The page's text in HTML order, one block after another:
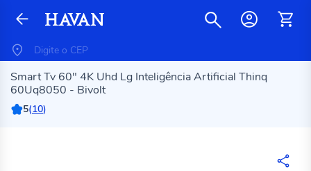
Smart Tv 60" 4K Uhd Lg Inteligência Artificial Thinq
60Uq8050 - Bivolt
5(10)